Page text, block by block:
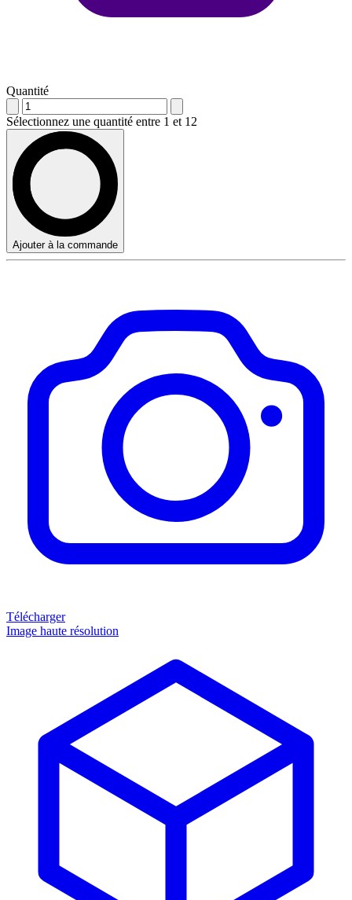
Quantité
Sélectionnez une quantité entre 1 et 12
Ajouter à la commande
Télécharger
Image haute résolution